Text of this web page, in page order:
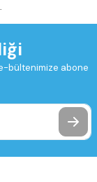
bültenimize abone